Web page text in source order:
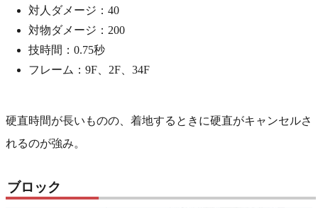
対人ダメージ：40
対物ダメージ：200
技時間：0.75秒
フレーム：9F、2F、34F
硬直時間が長いものの、着地するときに硬直がキャンセルさ
れるのが強み。
ブロック